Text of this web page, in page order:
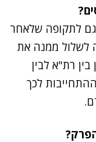
לתקופה שלאחר
לשלול ממנה את
רת"א לבין
לכך